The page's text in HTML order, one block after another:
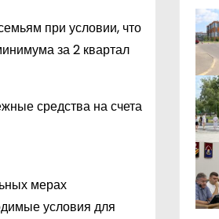
при условии, что
за 2 квартал
средства на счета
мерах
условия для